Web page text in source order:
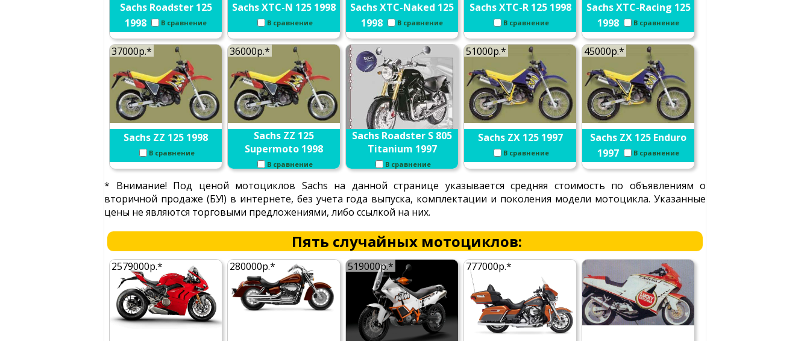
Sachs Roadster 125
1998
В сравнение
Sachs XTC-N 125 1998
В сравнение
Sachs XTC-Naked 125
1998
В сравнение
Sachs XTC-R 125 1998
В сравнение
Sachs XTC-Racing 125
1998
В сравнение
37000р.*
Sachs ZZ 125 1998
В сравнение
36000р.*
Sachs ZZ 125
Supermoto 1998
В сравнение
Sachs Roadster S 805
Titanium 1997
В сравнение
51000р.*
Sachs ZX 125 1997
В сравнение
45000р.*
Sachs ZX 125 Enduro
1997
В сравнение
* Внимание! Под ценой мотоциклов Sachs на данной странице указывается средняя стоимость по объявлениям о
вторичной продаже (БУ!) в интернете, без учета года выпуска, комплектации и поколения модели мотоцикла. Указанные
цены не являются торговыми предложениями, либо ссылкой на них.
Пять случайных мотоциклов:
2579000р.* 280000р.* 519000р.* 777000р.*